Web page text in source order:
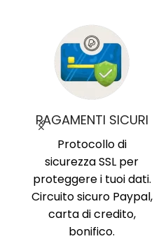
PAGAMENTI SICURI
Protocollo di
sicurezza SSL per
proteggere i tuoi dati.
Circuito sicuro Paypal,
carta di credito,
bonifico.